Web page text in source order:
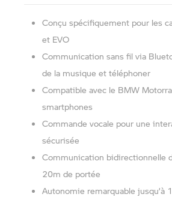
Conçu spécifiquement pour les
et EVO
Communication sans fil via
de la musique et téléphoner
Compatible avec le BMW
smartphones
Commande vocale pour une
sécurisée
Communication bidirectionnelle
20m de portée
Autonomie remarquable jusqu’à